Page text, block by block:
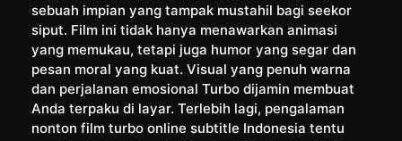
sebuah impian yang tampak mustahil bagi seekor
siput. Film ini tidak hanya menawarkan animasi
yang memukau, tetapi juga humor yang segar dan
pesan moral yang kuat. Visual yang penuh warna
dan perjalanan emosional Turbo dijamin membuat
Anda terpaku di layar. Terlebih lagi, pengalaman
nonton film turbo online subtitle Indonesia tentu